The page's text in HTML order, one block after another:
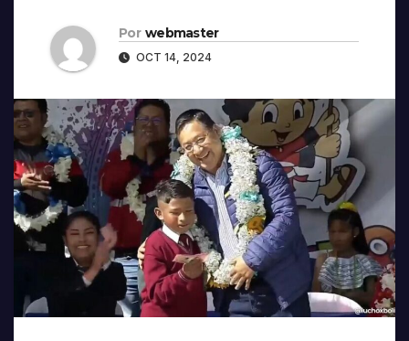
Por webmaster
OCT 14, 2024